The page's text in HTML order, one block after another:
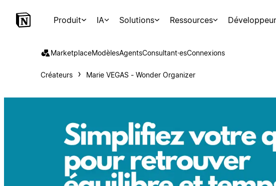
Produit IA Solutions Ressources
MarketplaceModèlesAgentsConsultant·esConnexions
Créateurs Marie VEGAS - Wonder Organizer